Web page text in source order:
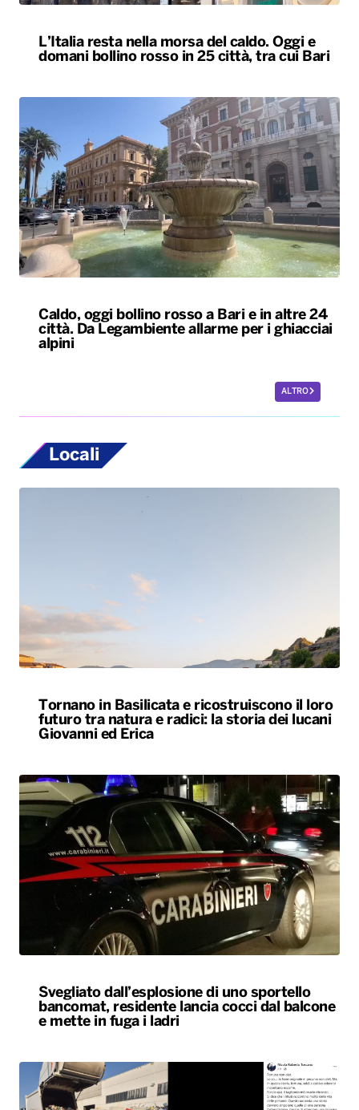
L’Italia resta nella morsa del caldo. Oggi e
domani bollino rosso in 25 città, tra cui Bari
Caldo, oggi bollino rosso a Bari e in altre 24
città. Da Legambiente allarme per i ghiacciai
alpini
ALTRO
Locali
Tornano in Basilicata e ricostruiscono il loro
futuro tra natura e radici: la storia dei lucani
Giovanni ed Erica
Svegliato dall’esplosione di uno sportello
bancomat, residente lancia cocci dal balcone
e mette in fuga i ladri